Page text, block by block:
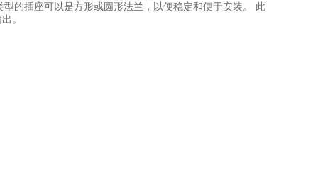
型的插座可以是方形或圆形法兰，以便稳定和便于安装。
此
。